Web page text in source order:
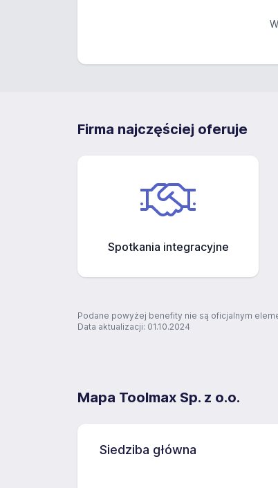
Firma najczęściej oferuje
Spotkania integracyjne
Podane powyżej benefity nie są oficjalnym
Data aktualizacji: 01.10.2024
Mapa Toolmax Sp. z o.o.
Siedziba główna